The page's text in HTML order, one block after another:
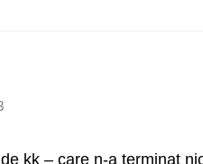
kk – care n-a terminat